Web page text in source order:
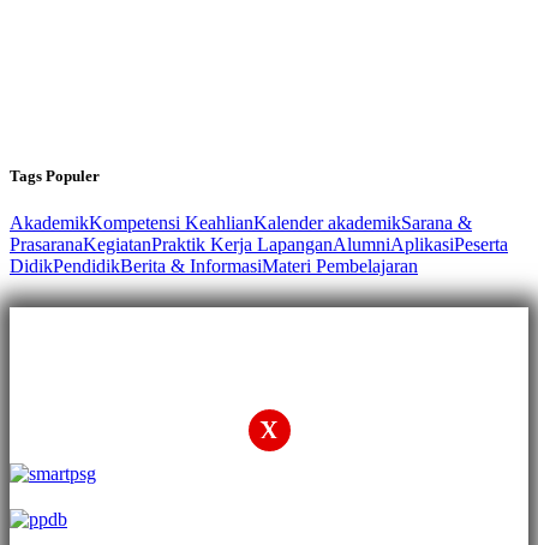
Tags Populer
AkademikKompetensi KeahlianKalender akademikSarana &
PrasaranaKegiatanPraktik Kerja LapanganAlumniAplikasiPeserta
DidikPendidikBerita & InformasiMateri Pembelajaran
X